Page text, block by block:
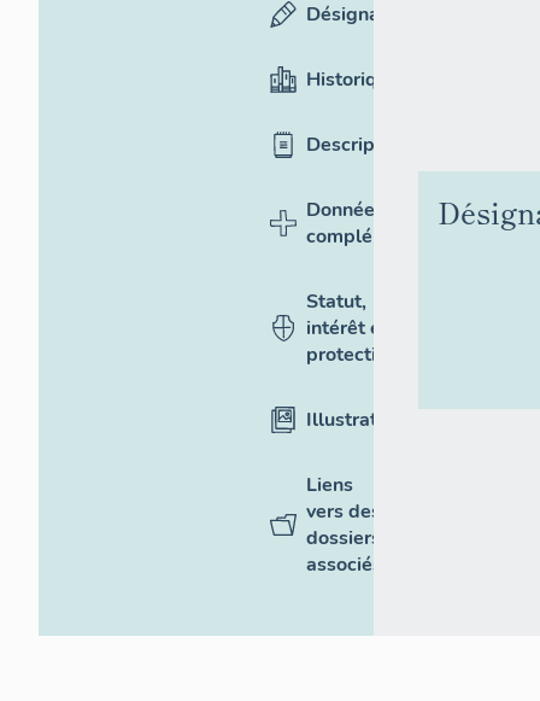
Désignation
Historique
Description
Données
complémentaires
Statut,
intérêt et
protection
Illustrations
Liens
vers des
dossiers
associés